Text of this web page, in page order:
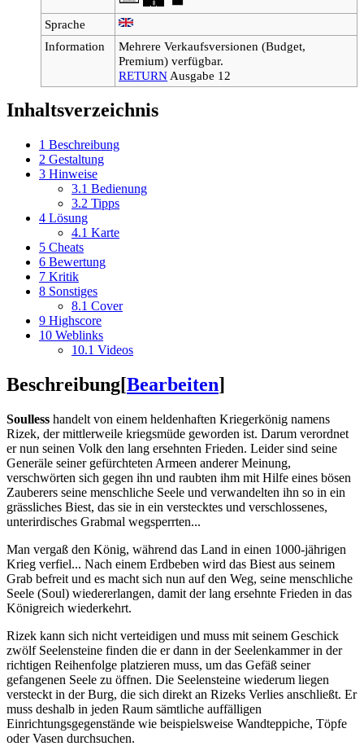
Sprache
Information
Mehrere Verkaufsversionen (Budget,
Premium) verfügbar.
RETURN Ausgabe 12
Inhaltsverzeichnis
1 Beschreibung
2 Gestaltung
3 Hinweise
3.1 Bedienung
3.2 Tipps
4 Lösung
4.1 Karte
5 Cheats
6 Bewertung
7 Kritik
8 Sonstiges
8.1 Cover
9 Highscore
10 Weblinks
10.1 Videos
Beschreibung[Bearbeiten]
Soulless handelt von einem heldenhaften Kriegerkönig namens
Rizek, der mittlerweile kriegsmüde geworden ist. Darum verordnet
er nun seinen Volk den lang ersehnten Frieden. Leider sind seine
Generäle seiner gefürchteten Armeen anderer Meinung,
verschwörten sich gegen ihn und raubten ihm mit Hilfe eines bösen
Zauberers seine menschliche Seele und verwandelten ihn so in ein
grässliches Biest, das sie in ein verstecktes und verschlossenes,
unterirdisches Grabmal wegsperrten...
Man vergaß den König, während das Land in einen 1000-jährigen
Krieg verfiel... Nach einem Erdbeben wird das Biest aus seinem
Grab befreit und es macht sich nun auf den Weg, seine menschliche
Seele (Soul) wiedererlangen, damit der lang ersehnte Frieden in das
Königreich wiederkehrt.
Rizek kann sich nicht verteidigen und muss mit seinem Geschick
zwölf Seelensteine finden die er dann in der Seelenkammer in der
richtigen Reihenfolge platzieren muss, um das Gefäß seiner
gefangenen Seele zu öffnen. Die Seelensteine wiederum liegen
versteckt in der Burg, die sich direkt an Rizeks Verlies anschließt. Er
muss deshalb in jeden Raum sämtliche auffälligen
Einrichtungsgegenstände wie beispielsweise Wandteppiche, Töpfe
oder Vasen durchsuchen.